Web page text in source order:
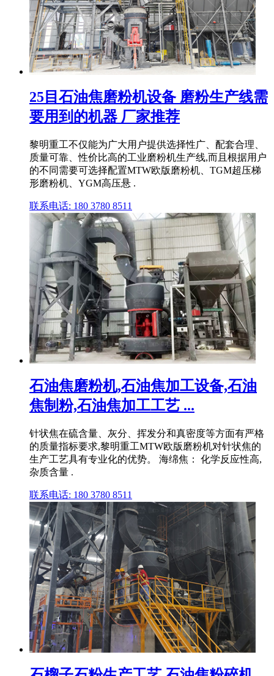
25目石油焦磨粉机设备 磨粉生产线需
要用到的机器 厂家推荐
黎明重工不仅能为广大用户提供选择性广、配套合理、
质量可靠、性价比高的工业磨粉机生产线,而且根据用户
的不同需要可选择配置MTW欧版磨粉机、TGM超压梯
形磨粉机、YGM高压悬 .
联系电话: 180 3780 8511
石油焦磨粉机,石油焦加工设备,石油
焦制粉,石油焦加工工艺 ...
针状焦在硫含量、灰分、挥发分和真密度等方面有严格
的质量指标要求,黎明重工MTW欧版磨粉机对针状焦的
生产工艺具有专业化的优势。 海绵焦： 化学反应性高,
杂质含量 .
联系电话: 180 3780 8511